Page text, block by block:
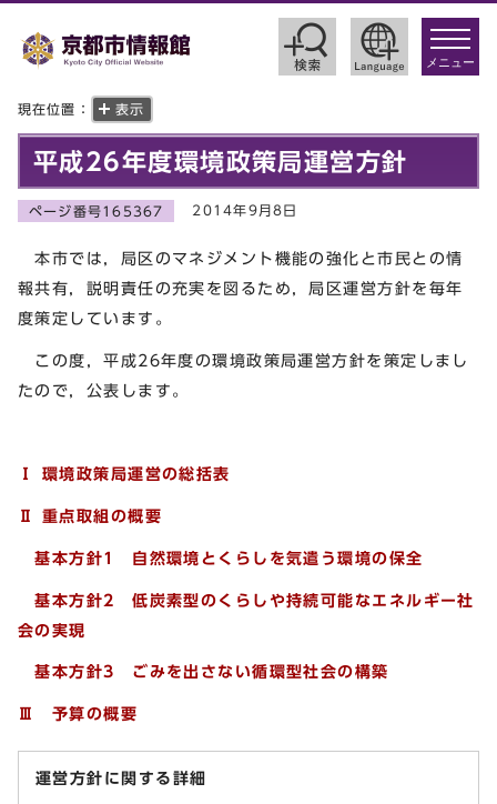
toggle
メニュー
現在位置： 表示
平成26年度環境政策局運営方針
ページ番号165367 2014年9月8日
本市では，局区のマネジメント機能の強化と市民との情
報共有，説明責任の充実を図るため，局区運営方針を毎年
度策定しています。
この度，平成26年度の環境政策局運営方針を策定しまし
たので，公表します。
Ⅰ 環境政策局運営の総括表
Ⅱ 重点取組の概要
基本方針1 自然環境とくらしを気遣う環境の保全
基本方針2 低炭素型のくらしや持続可能なエネルギー社
会の実現
基本方針3 ごみを出さない循環型社会の構築
Ⅲ 予算の概要
運営方針に関する詳細